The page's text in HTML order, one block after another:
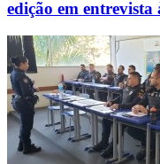
edição em